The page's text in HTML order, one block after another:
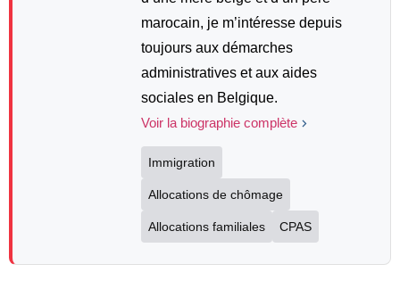
marocain, je m’intéresse depuis
toujours aux démarches
administratives et aux aides
sociales en Belgique.
Voir la biographie complète
Immigration
Allocations de chômage
Allocations familiales CPAS